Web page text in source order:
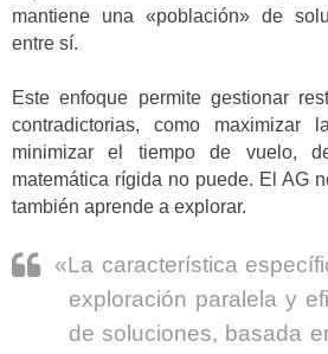
mantiene una «población» de
entre sí.
Este enfoque permite gestionar
contradictorias, como maximizar
minimizar el tiempo de vuelo,
matemática rígida no puede. El AG
también aprende a explorar.
«La característica
exploración paralela y
de soluciones, basada